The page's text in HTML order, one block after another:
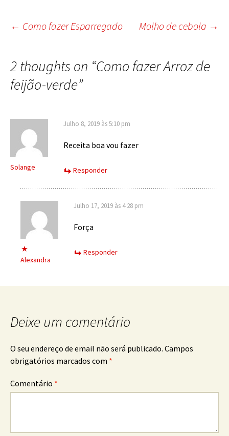
Post
← Como fazer Esparregado Molho de cebola →
2 thoughts on “Como fazer Arroz de
feijão-verde”
Solange
Julho 8, 2019 às 5:10 pm
Receita boa vou fazer
Responder
Alexandra
Julho 17, 2019 às 4:28 pm
Força
Responder
Deixe um comentário
O seu endereço de email não será publicado. Campos
obrigatórios marcados com *
Comentário *